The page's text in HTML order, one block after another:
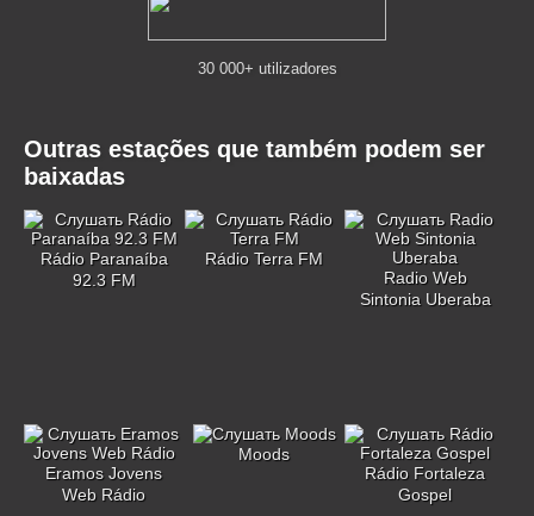
30 000+ utilizadores
Outras estações que também podem ser
baixadas
Rádio Paranaíba
92.3 FM
Rádio Terra FM
Radio Web
Sintonia Uberaba
Eramos Jovens
Web Rádio
Moods
Rádio Fortaleza
Gospel